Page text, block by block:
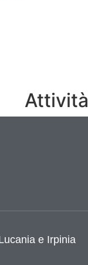
Attività
Progetti
Cantieri
e Irpinia